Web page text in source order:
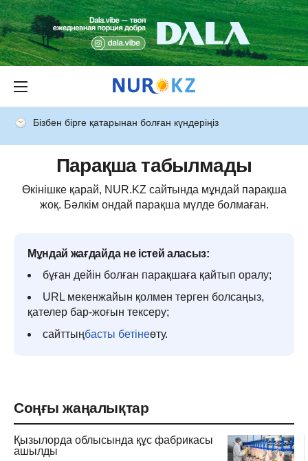
Бізбен бірге қатарынан болған күндеріңіз
Парақша табылмады
Өкінішке қарай, NUR.KZ сайтында мұндай парақша
жоқ. Бәлкім ондай парақша мүлде болмаған.
Мұндай жағдайда не істей аласыз:
бұған дейін болған парақшаға қайтып оралу;
URL мекенжайын қолмен терген болсаңыз,
қателер бар-жоғын тексеру;
сайттыңбасты бетінеөту.
Соңғы жаңалықтар
Қызылорда облысында құс фабрикасы
ашылды